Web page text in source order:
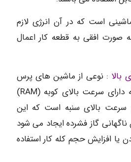
است که در آن انرژی لازم
صورت افقی به قطعه کار اعمال
بالا : نوعی از ماشین های پرس
آهنگری افقی است که دارای سرعت بالای کوبه (RAM)
سرعت بالای سنبه است که این
ناگهانی گاز فشرده ایجاد می شود
یا افزایش حجم کله کار استفاده